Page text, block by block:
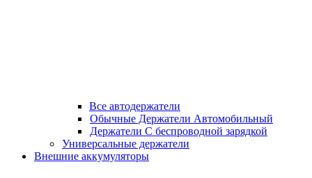
Все автодержатели
Обычные Держатели Автомобильный
Держатели С беспроводной зарядкой
Универсальные держатели
Внешние аккумуляторы